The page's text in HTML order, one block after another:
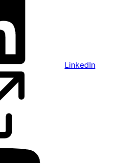
LinkedIn